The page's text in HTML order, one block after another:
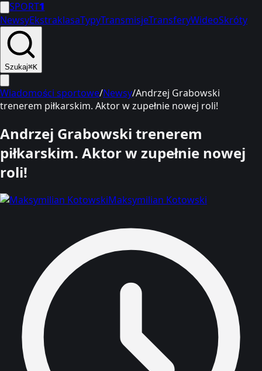
SPORT1
NewsyEkstraklasaTypyTransmisjeTransferyWideoSkróty
Szukaj⌘K
Wiadomości sportowe/Newsy/Andrzej Grabowski
trenerem piłkarskim. Aktor w zupełnie nowej roli!
Andrzej Grabowski trenerem
piłkarskim. Aktor w zupełnie nowej
roli!
Maksymilian Kotowski